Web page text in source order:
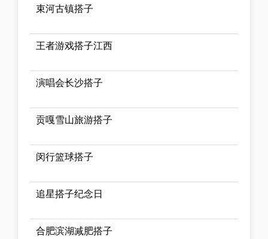
束河古镇搭子
王者游戏搭子江西
演唱会长沙搭子
贡嘎雪山旅游搭子
闵行篮球搭子
追星搭子纪念日
合肥滨湖减肥搭子